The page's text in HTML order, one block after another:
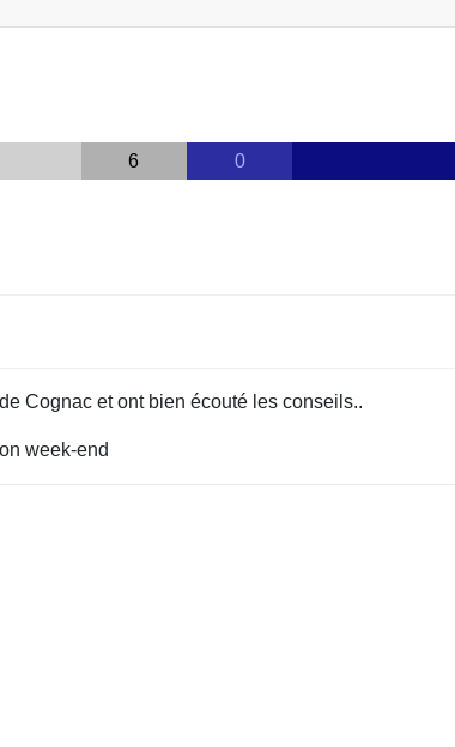
6 0
Cognac et ont bien écouté les conseils..
week-end